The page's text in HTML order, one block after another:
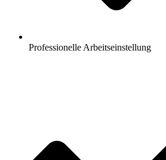
Professionelle Arbeitseinstellung